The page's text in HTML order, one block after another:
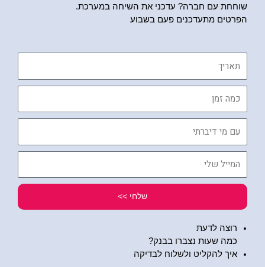
שוחחת עם חברה? עדכני את השיחה במערכת.
הפרטים מתעדכנים פעם בשבוע
שלחי >>
רוצה לדעת
כמה שעות נצברו בבנק?
איך להקליט ולשלוח לבדיקה